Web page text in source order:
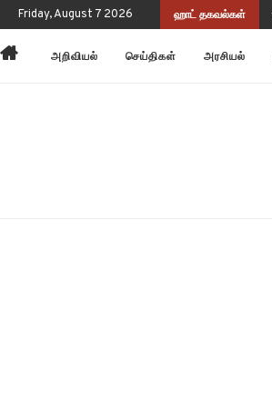
Friday, August 7 2026 ஹாட் தகவல்கள்
வடிவத்தில் இருந்திருக்கிறது!
அறிவியல் செய்திகள் அரசியல்